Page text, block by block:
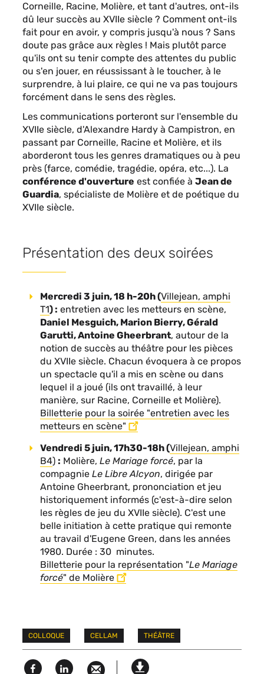
Corneille, Racine, Molière, et tant d'autres, ont-ils
dû leur succès au XVIIe siècle ? Comment ont-ils
fait pour en avoir, y compris jusqu'à nous ? Sans
doute pas grâce aux règles ! Mais plutôt parce
qu'ils ont su tenir compte des attentes du public
ou s'en jouer, en réussissant à le toucher, à le
surprendre, à lui plaire, ce qui ne va pas toujours
forcément dans le sens des règles.
Les communications porteront sur l'ensemble du
XVIIe siècle, d'Alexandre Hardy à Campistron, en
passant par Corneille, Racine et Molière, et ils
aborderont tous les genres dramatiques ou à peu
près (farce, comédie, tragédie, opéra, etc...). La
conférence d'ouverture est confiée à Jean de
Guardia, spécialiste de Molière et de poétique du
XVIIe siècle.
Présentation des deux soirées
Mercredi 3 juin, 18 h-20h (Villejean, amphi
T1) : entretien avec les metteurs en scène,
Daniel Mesguich, Marion Bierry, Gérald
Garutti, Antoine Gheerbrant, autour de la
notion de succès au théâtre pour les pièces
du XVIIe siècle. Chacun évoquera à ce propos
un spectacle qu'il a mis en scène ou dans
lequel il a joué (ils ont travaillé, à leur
manière, sur Racine, Corneille et Molière).
Billetterie pour la soirée "entretien avec les
metteurs en scène"
Vendredi 5 juin, 17h30-18h (Villejean, amphi
B4) : Molière, Le Mariage forcé, par la
compagnie Le Libre Alcyon, dirigée par
Antoine Gheerbrant, prononciation et jeu
historiquement informés (c'est-à-dire selon
les règles de jeu du XVIIe siècle). C'est une
belle initiation à cette pratique qui remonte
au travail d'Eugene Green, dans les années
1980. Durée : 30 minutes.
Billetterie pour la représentation "Le Mariage
forcé" de Molière
Mots
clés
COLLOQUE CELLAM THÉÂTRE
FacebookLinked